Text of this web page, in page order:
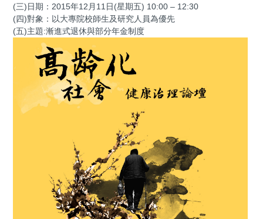
(三)日期：2015年12月11日(星期五) 10:00 – 12:30
(四)對象：以大專院校師生及研究人員為優先
(五)主題:漸進式退休與部分年金制度